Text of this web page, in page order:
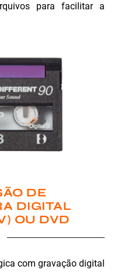
para facilitar a
DE
DIGITAL
OU DVD
com gravação digital